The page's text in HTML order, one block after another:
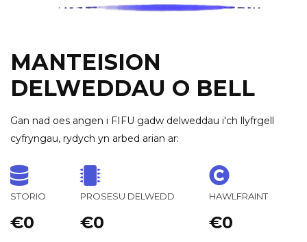
MANTEISION
DELWEDDAU O BELL
Gan nad oes angen i FIFU gadw delweddau i'ch llyfrgell
cyfryngau, rydych yn arbed arian ar:
STORIO
€0
PROSESU DELWEDD
€0
HAWLFRAINT
€0